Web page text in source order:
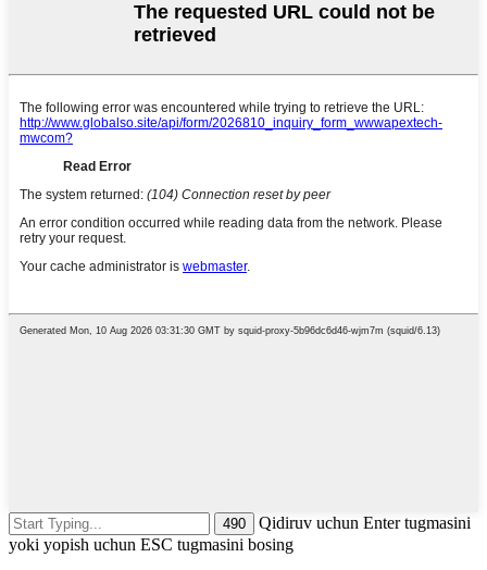
Qidiruv uchun Enter tugmasini
yoki yopish uchun ESC tugmasini bosing